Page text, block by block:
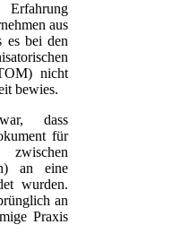
Erfahrung
aus
es bei den
nicht
bewies.
dass
für
zwischen
an eine
wurden.
an
Praxis